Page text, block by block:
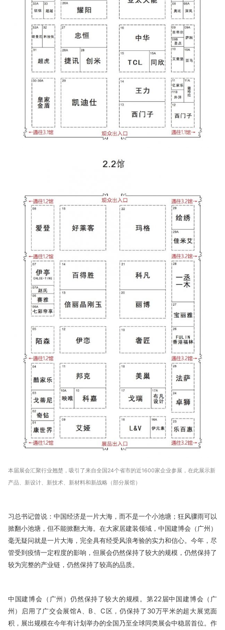
本届展会汇聚行业翘楚，吸引了来自全国24个省市的近1600家企业参展，在此展示新
产品、新设计、新技术、新材料和新战略（部分展馆）
习总书记曾说：中国经济是一片大海，而不是一个小池塘；狂风骤雨可以
掀翻小池塘，但不能掀翻大海。在大家居建装领域，中国建博会（广州）
毫无疑问就是一片大海，完全具有经受风浪考验的实力和信心。今年，尽
管受到疫情一定程度的影响，但展会仍然保持了较大的规模，仍然保持了
较为完整的产业链，仍然保持了较高的品质。
中国建博会（广州）仍然保持了较大的规模。第22届中国建博会（广
州）启用了广交会展馆A、B、C区，仍保持了30万平米的超大展览面
积，展出规模在今年有计划举办的全国乃至全球同类展会中稳居首位。作